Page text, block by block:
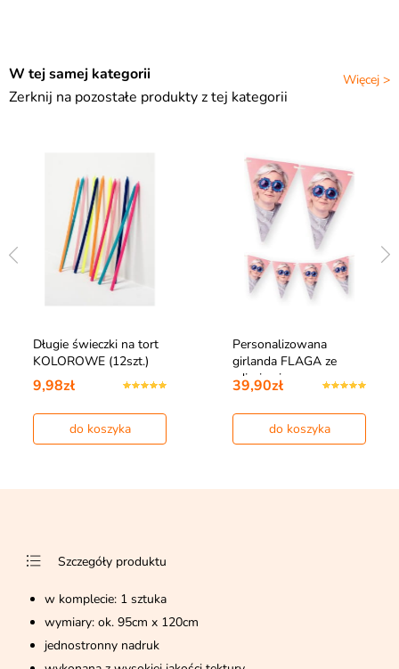
Więcej >
W tej samej kategorii
Zerknij na pozostałe produkty z tej kategorii
Długie świeczki na tort
KOLOROWE (12szt.)
9,98zł
do koszyka
Personalizowana
girlanda FLAGA ze
zdjęciami
39,90zł
do koszyka
Szczegóły produktu
w komplecie: 1 sztuka
wymiary: ok. 95cm x 120cm
jednostronny nadruk